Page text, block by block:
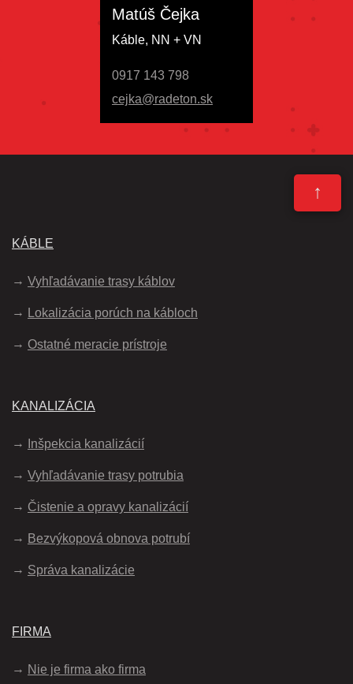
Matúš Čejka
Káble, NN + VN
0917 143 798
cejka@radeton.sk
↑
KÁBLE
Vyhľadávanie trasy káblov
Lokalizácia porúch na kábloch
Ostatné meracie prístroje
KANALIZÁCIA
Inšpekcia kanalizácií
Vyhľadávanie trasy potrubia
Čistenie a opravy kanalizácií
Bezvýkopová obnova potrubí
Správa kanalizácie
FIRMA
Nie je firma ako firma